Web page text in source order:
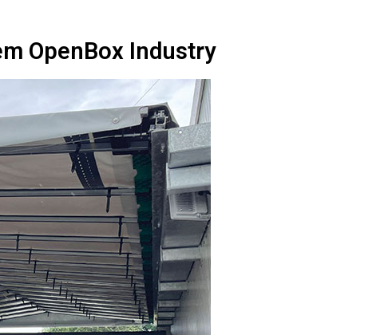
OpenBox Industry